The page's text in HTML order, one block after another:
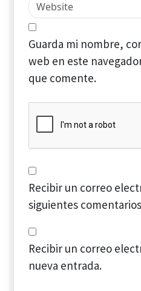
Guarda mi nombre,
web en este
que comente.
Recibir un correo
siguientes
Recibir un correo
nueva entrada.